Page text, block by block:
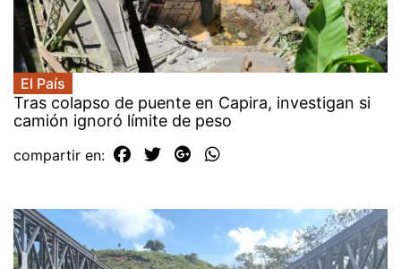
El País
Tras colapso de puente en Capira, investigan si
camión ignoró límite de peso
compartir en: